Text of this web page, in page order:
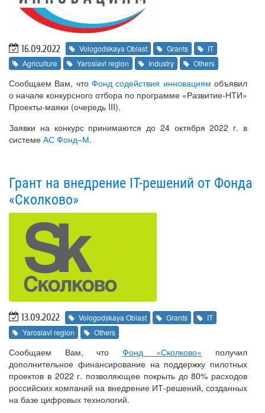
16.09.2022 Vologodskaya Oblast Grants
IT
Agriculture
Yaroslavl region Industry Others
Сообщаем Вам, что Фонд содействия инновациям объявил
о начале конкурсного отбора по программе «Развитие-НТИ»
Проекты-маяки (очередь III).
Заявки на конкурс принимаются до 24 октября 2022 г. в
системе АС Фонд–М.
Грант на внедрение IT-решений от Фонда
«Сколково»
13.09.2022 Vologodskaya Oblast Grants
IT
Yaroslavl region
Others
Сообщаем Вам, что Фонд «Сколково» получил
дополнительное финансирование на поддержку пилотных
проектов в 2022 г. позволяющее покрыть до 80% расходов
российских компаний на внедрение ИТ-решений, созданных
на базе цифровых технологий.